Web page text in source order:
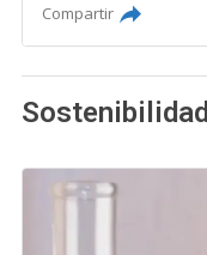
Compartir
Sostenibilidad